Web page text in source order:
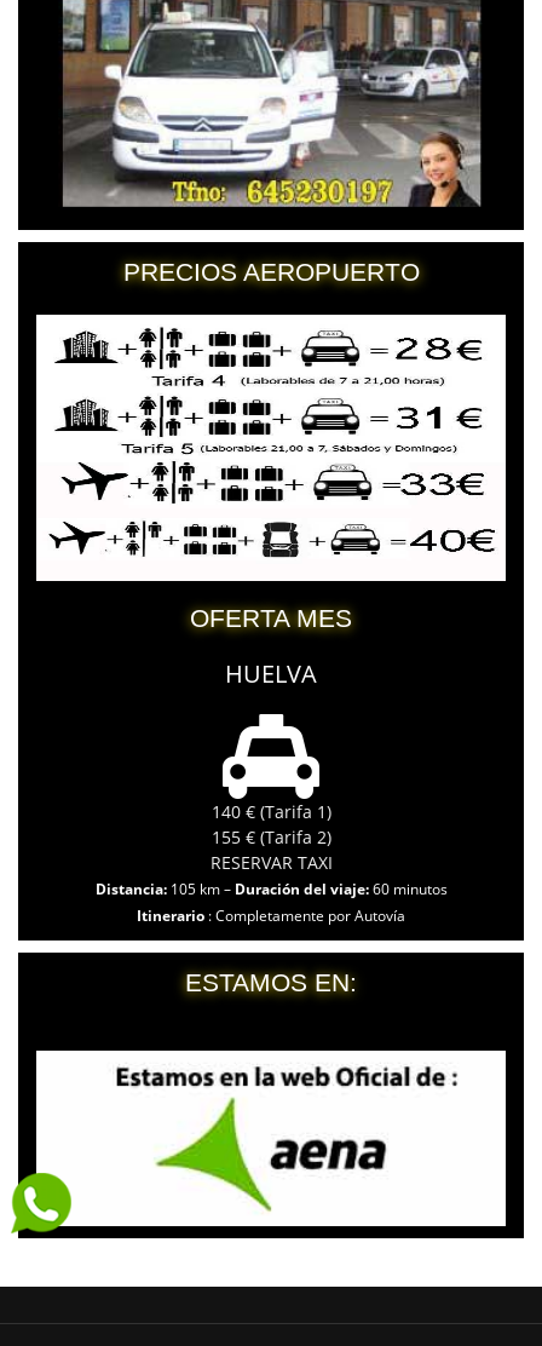
PRECIOS AEROPUERTO
OFERTA MES
HUELVA
140 € (Tarifa 1)
155 € (Tarifa 2)
RESERVAR TAXI
Distancia:105 km – Duración del viaje:60 minutos
Itinerario : Completamente por Autovía
ESTAMOS EN: